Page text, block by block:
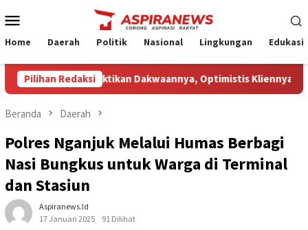
ke
Mobile
Home Daerah Politik Nasional Lingkungan Edukasi
Pilihan Redaksi
Gagal Buktikan Dakwaannya, Optimistis Kliennya
Beranda Daerah
Polres Nganjuk Melalui Humas Berbagi
Nasi Bungkus untuk Warga di Terminal
dan Stasiun
Aspiranews.id
17 Januari 2025
91 Dilihat